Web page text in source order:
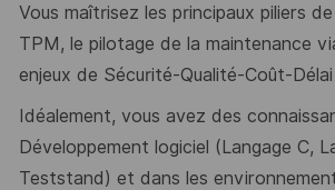
Vous maîtrisez les principaux piliers
TPM, le pilotage de la maintenance
enjeux de Sécurité-Qualité-Coût-Délai
Idéalement, vous avez des
Développement logiciel (Langage C,
Teststand) et dans les